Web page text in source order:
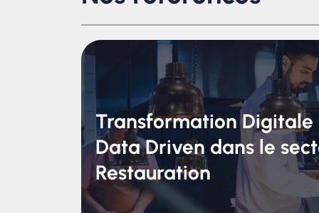
Transformation
Data Driven dans le
Restauration